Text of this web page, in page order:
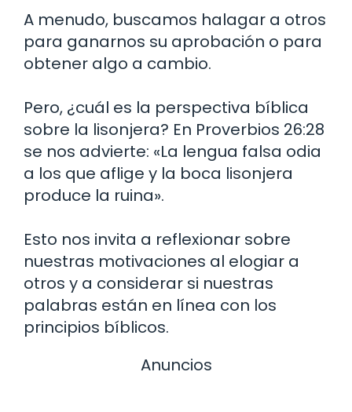
A menudo, buscamos halagar a otros
para ganarnos su aprobación o para
obtener algo a cambio.
Pero, ¿cuál es la perspectiva bíblica
sobre la lisonjera? En Proverbios 26:28
se nos advierte: «La lengua falsa odia
a los que aflige y la boca lisonjera
produce la ruina».
Esto nos invita a reflexionar sobre
nuestras motivaciones al elogiar a
otros y a considerar si nuestras
palabras están en línea con los
principios bíblicos.
Anuncios